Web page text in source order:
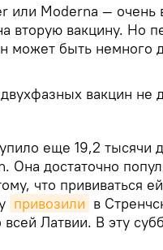
или Moderna — очень
вторую вакцину. Но
может быть немного
вакцин не
еще 19,2 тысячи
Она достаточно
что прививаться
привозили в
Латвии. В эту